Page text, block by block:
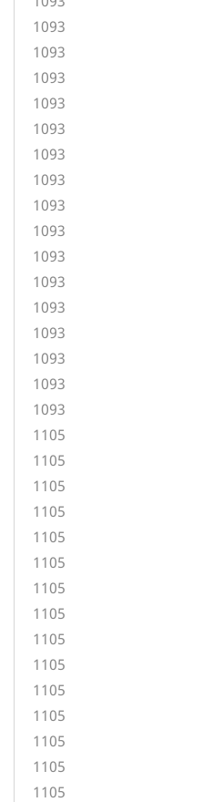
1093
1093
1093
1093
1093
1093
1093
1093
1093
1093
1093
1093
1093
1093
1093
1093
1105
1105
1105
1105
1105
1105
1105
1105
1105
1105
1105
1105
1105
1105
1105